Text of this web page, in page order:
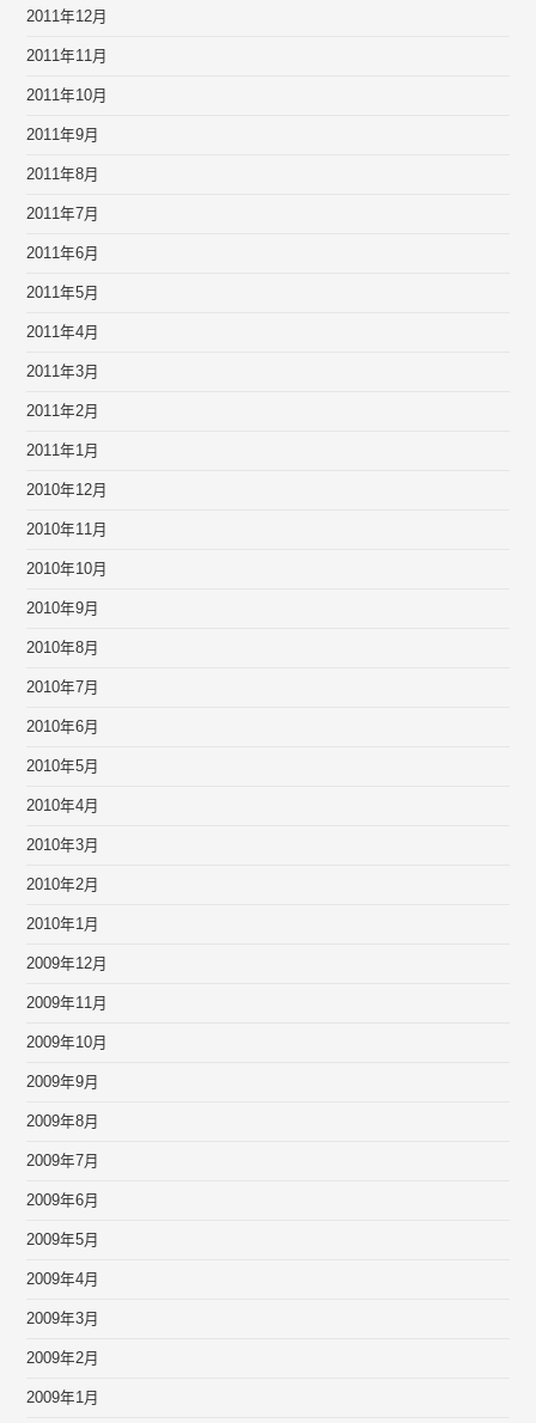
2011年12月
2011年11月
2011年10月
2011年9月
2011年8月
2011年7月
2011年6月
2011年5月
2011年4月
2011年3月
2011年2月
2011年1月
2010年12月
2010年11月
2010年10月
2010年9月
2010年8月
2010年7月
2010年6月
2010年5月
2010年4月
2010年3月
2010年2月
2010年1月
2009年12月
2009年11月
2009年10月
2009年9月
2009年8月
2009年7月
2009年6月
2009年5月
2009年4月
2009年3月
2009年2月
2009年1月